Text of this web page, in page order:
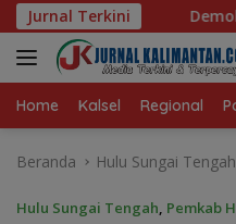
Langsung
ke
konten
Jurnal Terkini
Kalsel Gelar Tiga Aksi
Home Kalsel Regional
Beranda Hulu Sungai Tengah
Hulu Sungai Tengah, Pemkab